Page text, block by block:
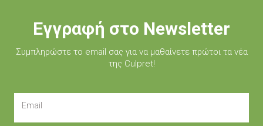
Εγγραφή στο Newsletter
Συμπληρώστε τo email σας για να μαθαίνετε πρώτοι τα νέα
της Culpret!
Email